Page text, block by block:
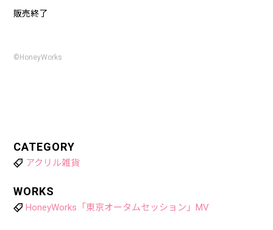
販売終了
©HoneyWorks
CATEGORY
アクリル雑貨
WORKS
HoneyWorks「東京オータムセッション」MV